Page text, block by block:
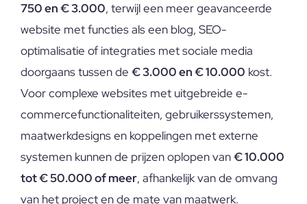
750 en € 3.000, terwijl een meer geavanceerde
website met functies als een blog, SEO-
optimalisatie of integraties met sociale media
doorgaans tussen de € 3.000 en € 10.000 kost.
Voor complexe websites met uitgebreide e-
commercefunctionaliteiten, gebruikerssystemen,
maatwerkdesigns en koppelingen met externe
systemen kunnen de prijzen oplopen van€ 10.000
tot € 50.000 of meer, afhankelijk van de omvang
van het project en de mate van maatwerk.